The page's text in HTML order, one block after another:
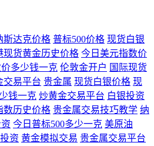
斯达克价格 普标500价格 现货白银
现货黄金历史价格 今日美元指数价
多少钱一克 伦敦金开户 国际现货
交易平台 贵金属 现货白银价格 现
钱一克 炒黄金交易平台 白银投资
数历史价格 贵金属交易技巧教学 纳
今日普标500多少一克 美原油
资 黄金模拟交易 贵金属交易平台